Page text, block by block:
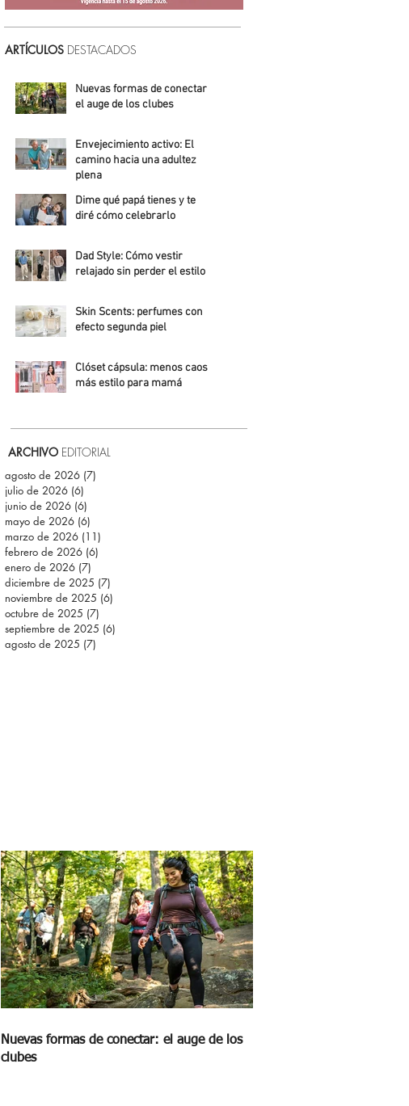
ARTÍCULOS DESTACADOS
Nuevas formas de conectar:
el auge de los clubes
Envejecimiento activo: El
camino hacia una adultez
plena
Alejandra Roldán
Dime qué papá tienes y te
diré cómo celebrarlo
Dad Style: Cómo vestir
relajado sin perder el estilo
Skin Scents: perfumes con
efecto segunda piel
Clóset cápsula: menos caos,
más estilo para mamá
ARCHIVO EDITORIAL
agosto de 2026 (7)
julio de 2026 (6)
junio de 2026 (6)
mayo de 2026 (6)
marzo de 2026 (11)
febrero de 2026 (6)
enero de 2026 (7)
diciembre de 2025 (7)
noviembre de 2025 (6)
octubre de 2025 (7)
septiembre de 2025 (6)
agosto de 2025 (7)
Nuevas formas de conectar: el auge de los
clubes